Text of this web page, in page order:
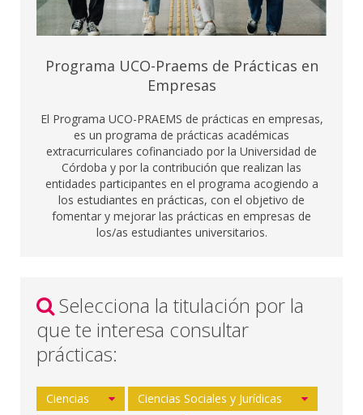
Programa UCO-Praems de Prácticas en
Empresas
El Programa UCO-PRAEMS de prácticas en empresas,
es un programa de prácticas académicas
extracurriculares cofinanciado por la Universidad de
Córdoba y por la contribución que realizan las
entidades participantes en el programa acogiendo a
los estudiantes en prácticas, con el objetivo de
fomentar y mejorar las prácticas en empresas de
los/as estudiantes universitarios.
Selecciona la titulación por la
que te interesa consultar
prácticas:
Ciencias
Ciencias Sociales y Jurídicas